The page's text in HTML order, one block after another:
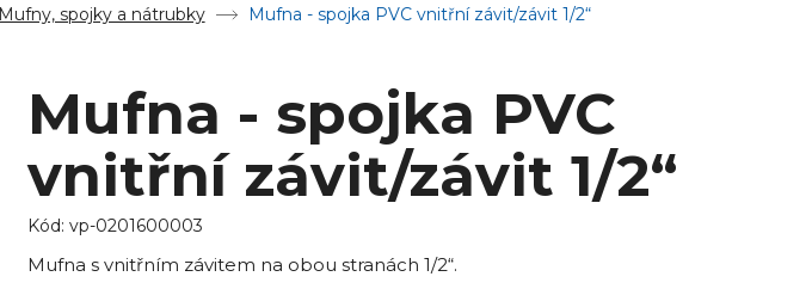
Mufny, spojky a nátrubky Mufna - spojka PVC vnitřní závit/závit 1/2“
Mufna - spojka PVC
vnitřní závit/závit 1/2“
Kód: vp-0201600003
Mufna s vnitřním závitem na obou stranách 1/2“.